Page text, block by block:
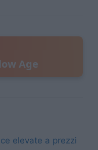
Age
elevate a prezzi